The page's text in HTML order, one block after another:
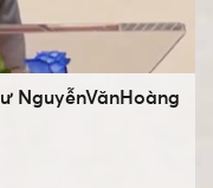
NguyễnVănHoàng